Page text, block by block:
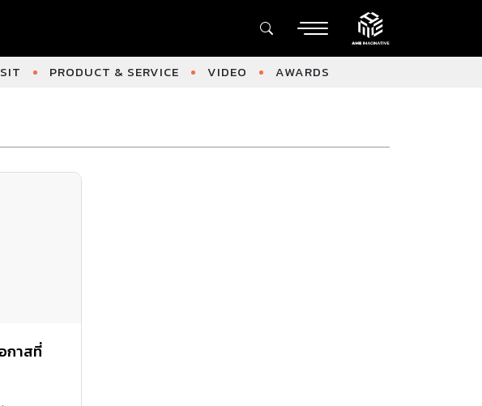
PRODUCT & SERVICE VIDEO AWARDS
กาสที่